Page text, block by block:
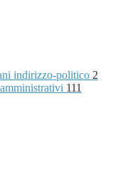
indirizzo-politico 2
111